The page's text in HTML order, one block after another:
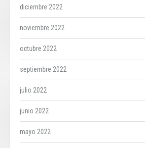
diciembre 2022
noviembre 2022
octubre 2022
septiembre 2022
julio 2022
junio 2022
mayo 2022